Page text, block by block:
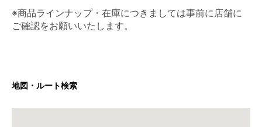
※商品ラインナップ・在庫につきましては事前に店舗に
ご確認をお願いいたします。
地図・ルート検索